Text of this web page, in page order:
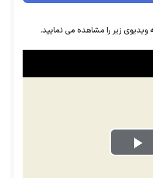
ویدیوی زیر را مشاهده می نمایید.